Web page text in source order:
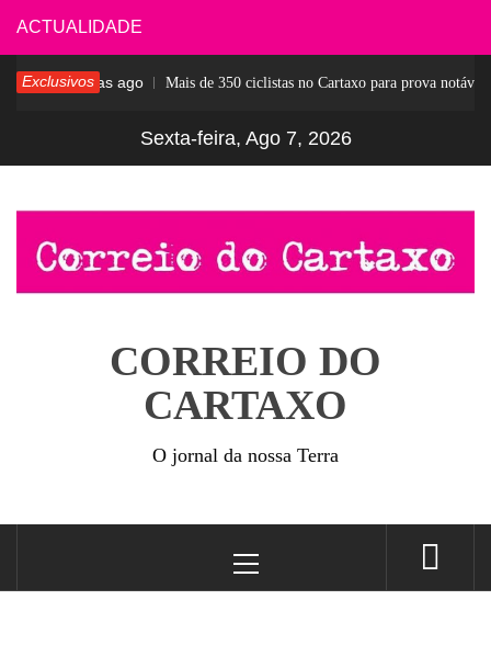
Skip
to
content
ACTUALIDADE
Exclusivos5 dias ago Mais de 350 ciclistas no Cartaxo para prova notável
Sexta-feira, Ago 7, 2026
CORREIO DO
CARTAXO
O jornal da nossa Terra
Menu